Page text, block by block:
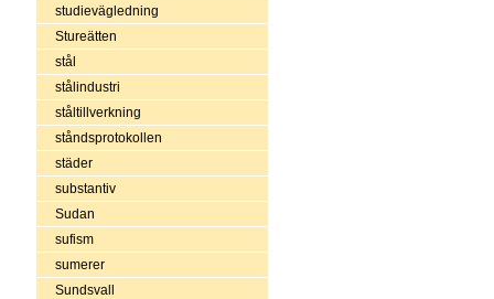
studievägledning
Stureätten
stål
stålindustri
ståltillverkning
ståndsprotokollen
städer
substantiv
Sudan
sufism
sumerer
Sundsvall